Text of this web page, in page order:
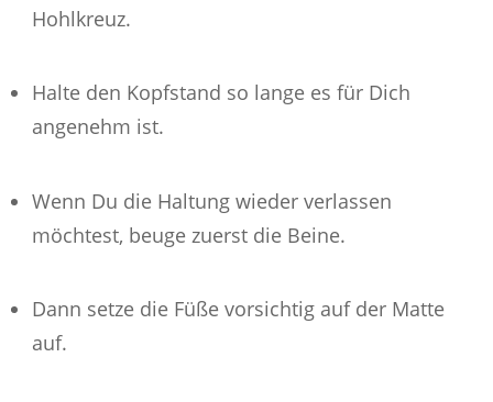
Hohlkreuz.
Halte den Kopfstand so lange es für Dich
angenehm ist.
Wenn Du die Haltung wieder verlassen
möchtest, beuge zuerst die Beine.
Dann setze die Füße vorsichtig auf der Matte
auf.